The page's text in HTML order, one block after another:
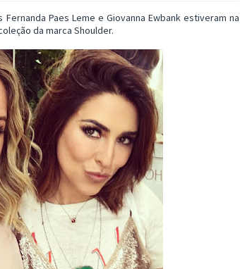
Paes Leme e Giovanna Ewbank estiveram na
da marca Shoulder.